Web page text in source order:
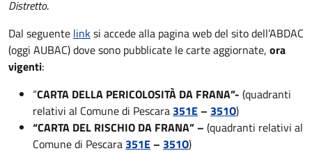
Distretto.
Dal seguente linksi accede alla pagina web del sito dell’ABDAC
(oggi AUBAC) dove sono pubblicate le carte aggiornate, ora
vigenti:
“CARTA DELLA PERICOLOSITÀ DA FRANA”-(quadranti
relativi al Comune di Pescara 351E – 351O)
“CARTA DEL RISCHIO DA FRANA” –(quadranti relativi al
Comune di Pescara 351E – 351O)